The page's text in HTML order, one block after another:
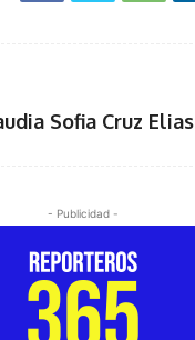
Sofia Cruz Elias
- Publicidad -